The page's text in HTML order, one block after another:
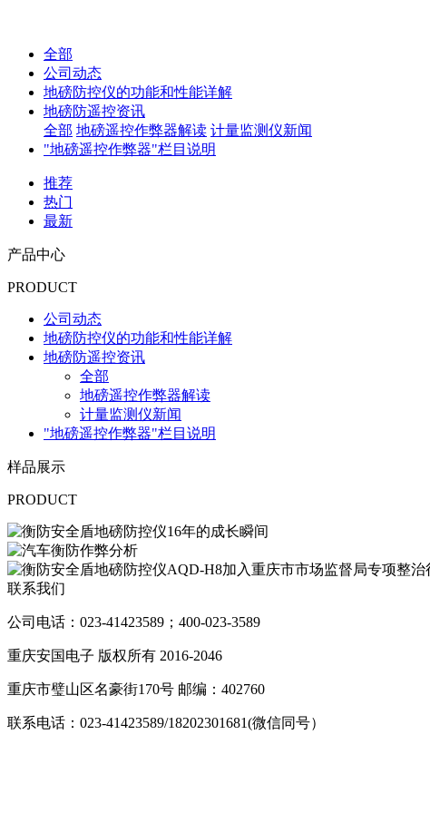
全部
公司动态
地磅防控仪的功能和性能详解
地磅防遥控资讯
全部 地磅遥控作弊器解读 计量监测仪新闻
"地磅遥控作弊器"栏目说明
推荐
热门
最新
产品中心
PRODUCT
公司动态
地磅防控仪的功能和性能详解
地磅防遥控资讯
全部
地磅遥控作弊器解读
计量监测仪新闻
"地磅遥控作弊器"栏目说明
样品展示
PRODUCT
联系我们
公司电话：023-41423589；400-023-3589
重庆安国电子 版权所有 2016-2046
重庆市璧山区名豪街170号 邮编：402760
联系电话：023-41423589/18202301681(微信同号）